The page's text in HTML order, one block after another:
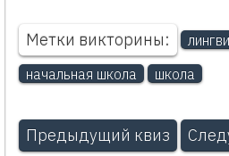
Метки викторины:
начальная школа
школа
Предыдущий квиз